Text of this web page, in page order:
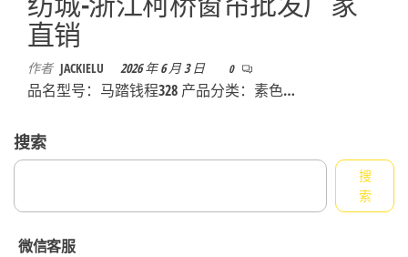
直销
作者 JACKIELU 2026 年 6 月 3 日 0
品名型号：马踏钱程328 产品分类：素色…
搜索
搜
索
微信客服